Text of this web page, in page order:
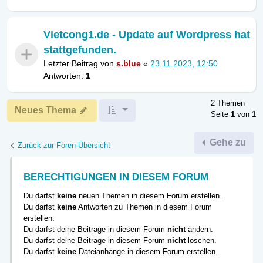
Vietcong1.de - Update auf Wordpress hat
stattgefunden.
Letzter Beitrag von s.blue « 23.11.2023, 12:50
Antworten: 1
Neues Thema
2 Themen
Seite 1 von 1
Zurück zur Foren-Übersicht Gehe zu
BERECHTIGUNGEN IN DIESEM FORUM
Du darfst keine neuen Themen in diesem Forum erstellen.
Du darfst keine Antworten zu Themen in diesem Forum
erstellen.
Du darfst deine Beiträge in diesem Forum nichtändern.
Du darfst deine Beiträge in diesem Forum nichtlöschen.
Du darfst keine Dateianhänge in diesem Forum erstellen.